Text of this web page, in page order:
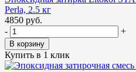
Perla, 2.5 кг
4850 руб.
-
+
В корзину
Купить в 1 клик